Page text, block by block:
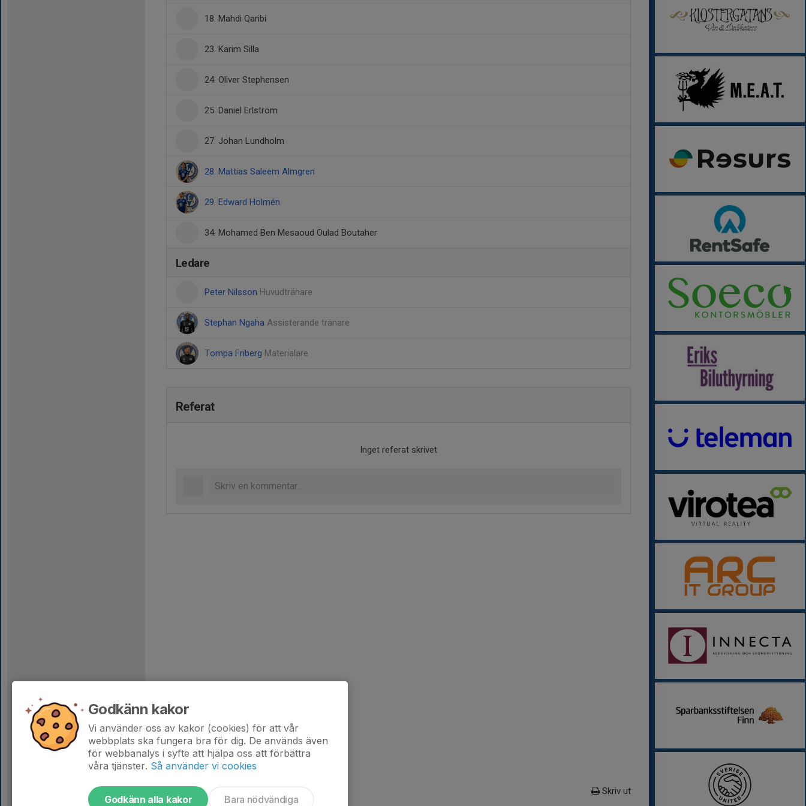
18. Mahdi Qaribi
23. Karim Silla
24. Oliver Stephensen
25. Daniel Erlström
27. Johan Lundholm
28. Mattias Saleem Almgren
29. Edward Holmén
34. Mohamed Ben Mesaoud Oulad Boutaher
Ledare
Peter Nilsson Huvudtränare
Stephan Ngaha Assisterande tränare
Tompa Friberg Materialare
Referat
Inget referat skrivet
Skriv ut
Godkänn kakor
Vi använder oss av kakor (cookies) för att vår
webbplats ska fungera bra för dig. De används även
för webbanalys i syfte att hjälpa oss att förbättra
våra tjänster. Så använder vi cookies
Godkänn alla kakor Bara nödvändiga